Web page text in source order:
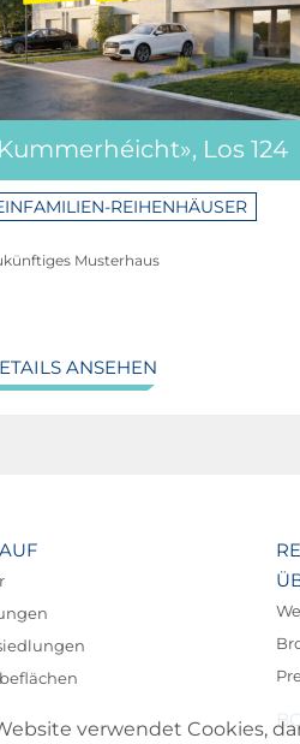
Los 124
REIHENHÄUSER
Musterhaus
ANSEHEN
verwendet Cookies,